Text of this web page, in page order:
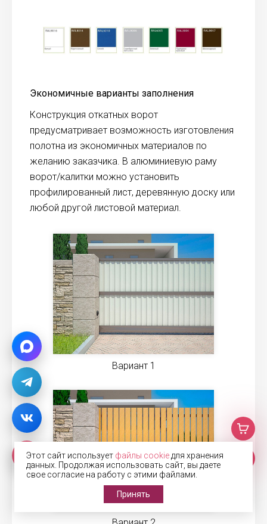
Экономичные варианты заполнения
Конструкция откатных ворот
предусматривает возможность изготовления
полотна из экономичных материалов по
желанию заказчика. В алюминиевую раму
ворот/калитки можно установить
профилированный лист, деревянную доску или
любой другой листовой материал.
Вариант 1
Этот сайт использует файлы cookie для хранения
данных. Продолжая использовать сайт, вы даете
свое согласие на работу с этими файлами.
Принять